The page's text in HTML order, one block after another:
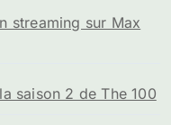
streaming sur Max
saison 2 de The 100